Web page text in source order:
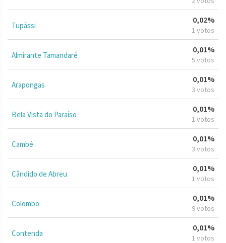
Tupãssi
0,02%
1 votos
Almirante Tamandaré
0,01%
5 votos
Arapongas
0,01%
3 votos
Bela Vista do Paraíso
0,01%
1 votos
Cambé
0,01%
3 votos
Cândido de Abreu
0,01%
1 votos
Colombo
0,01%
9 votos
Contenda
0,01%
1 votos